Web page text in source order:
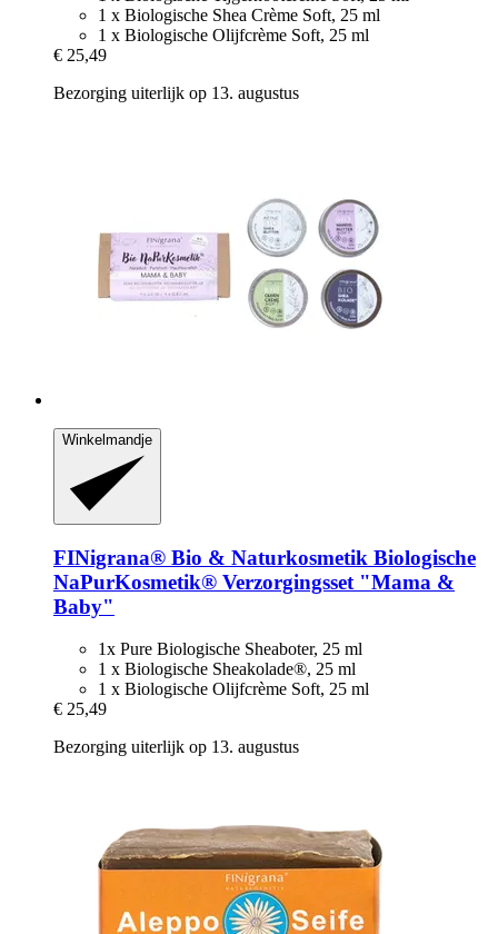
1 x Biologische Shea Crème Soft, 25 ml
1 x Biologische Olijfcrème Soft, 25 ml
€ 25,49
Bezorging uiterlijk op 13. augustus
Winkelmandje
FINigrana® Bio & Naturkosmetik Biologische
NaPurKosmetik® Verzorgingsset "Mama &
Baby"
1x Pure Biologische Sheaboter, 25 ml
1 x Biologische Sheakolade®, 25 ml
1 x Biologische Olijfcrème Soft, 25 ml
€ 25,49
Bezorging uiterlijk op 13. augustus